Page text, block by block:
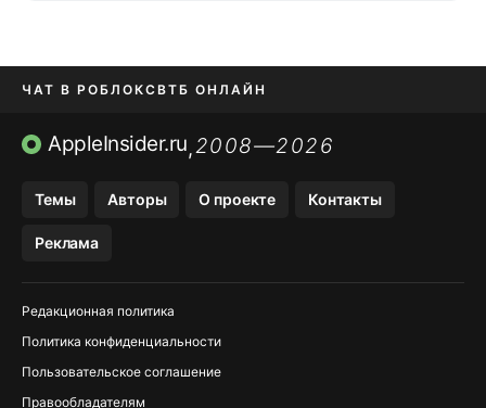
ЧАТ В РОБЛОКСВТБ ОНЛАЙН
ПРИЛОЖЕНИЯ APP STORE
AppleInsider.ru,2008—2026
Темы Авторы О проекте Контакты
Реклама
Редакционная политика
Политика конфиденциальности
Пользовательское соглашение
Правообладателям